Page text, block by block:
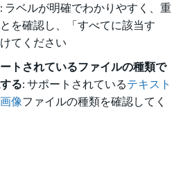
: ラベルが明確でわかりやすく、重
を確認し、「すべてに該当す
てください
トされているファイルの種類で
る: サポートされているテキスト
画像ファイルの種類を確認してく